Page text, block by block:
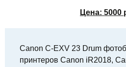
Цена: 5000
Canon C-EXV 23 Drum
принтеров Canon iR2018,